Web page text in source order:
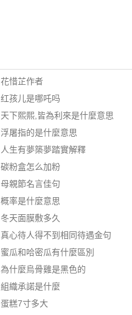
花惜芷作者
红孩儿是哪吒吗
天下熙熙,皆為利來是什麼意思
浮屠指的是什麼意思
人生有夢築夢踏實解釋
碳粉盒怎么加粉
母親節名言佳句
概率是什麼意思
冬天面膜敷多久
真心待人得不到相同待遇金句
蜜瓜和哈密瓜有什麼區別
為什麼烏骨雞是黑色的
組織承諾是什麼
蛋糕7寸多大